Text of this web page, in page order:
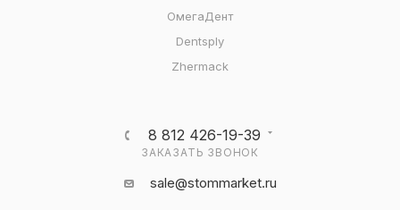
ОмегаДент
Dentsply
Zhermack
8 812 426-19-39
ЗАКАЗАТЬ ЗВОНОК
sale@stommarket.ru